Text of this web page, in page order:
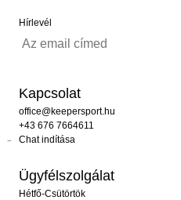
Hírlevél
Kapcsolat
office@keepersport.hu
+43 676 7664611
Chat indítása
Ügyfélszolgálat
Hétfő-Csütörtök